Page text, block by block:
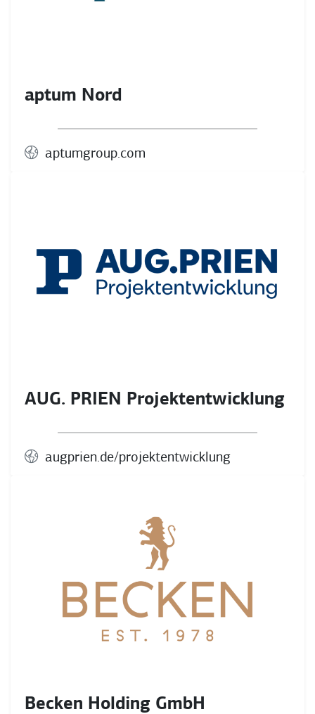
aptum Nord
aptumgroup.com
AUG. PRIEN Projektentwicklung
augprien.de/projektentwicklung
Becken Holding GmbH